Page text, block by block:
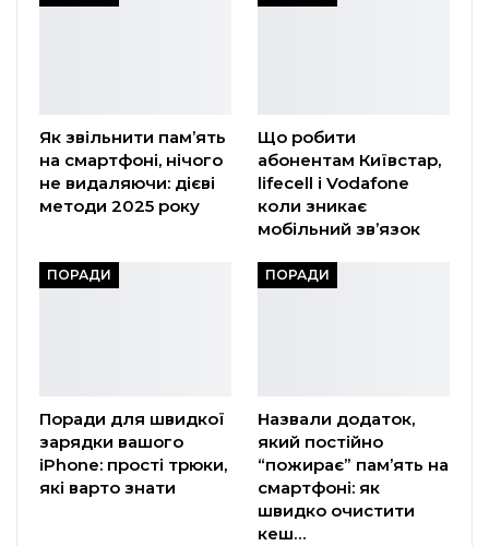
Як звільнити пам’ять
на смартфоні, нічого
не видаляючи: дієві
методи 2025 року
Що робити
абонентам Київстар,
lifecell і Vodafone
коли зникає
мобільний зв’язок
ПОРАДИ
Поради для швидкої
зарядки вашого
iPhone: прості трюки,
які варто знати
ПОРАДИ
Назвали додаток,
який постійно
“пожирає” пам’ять на
смартфоні: як
швидко очистити
кеш…